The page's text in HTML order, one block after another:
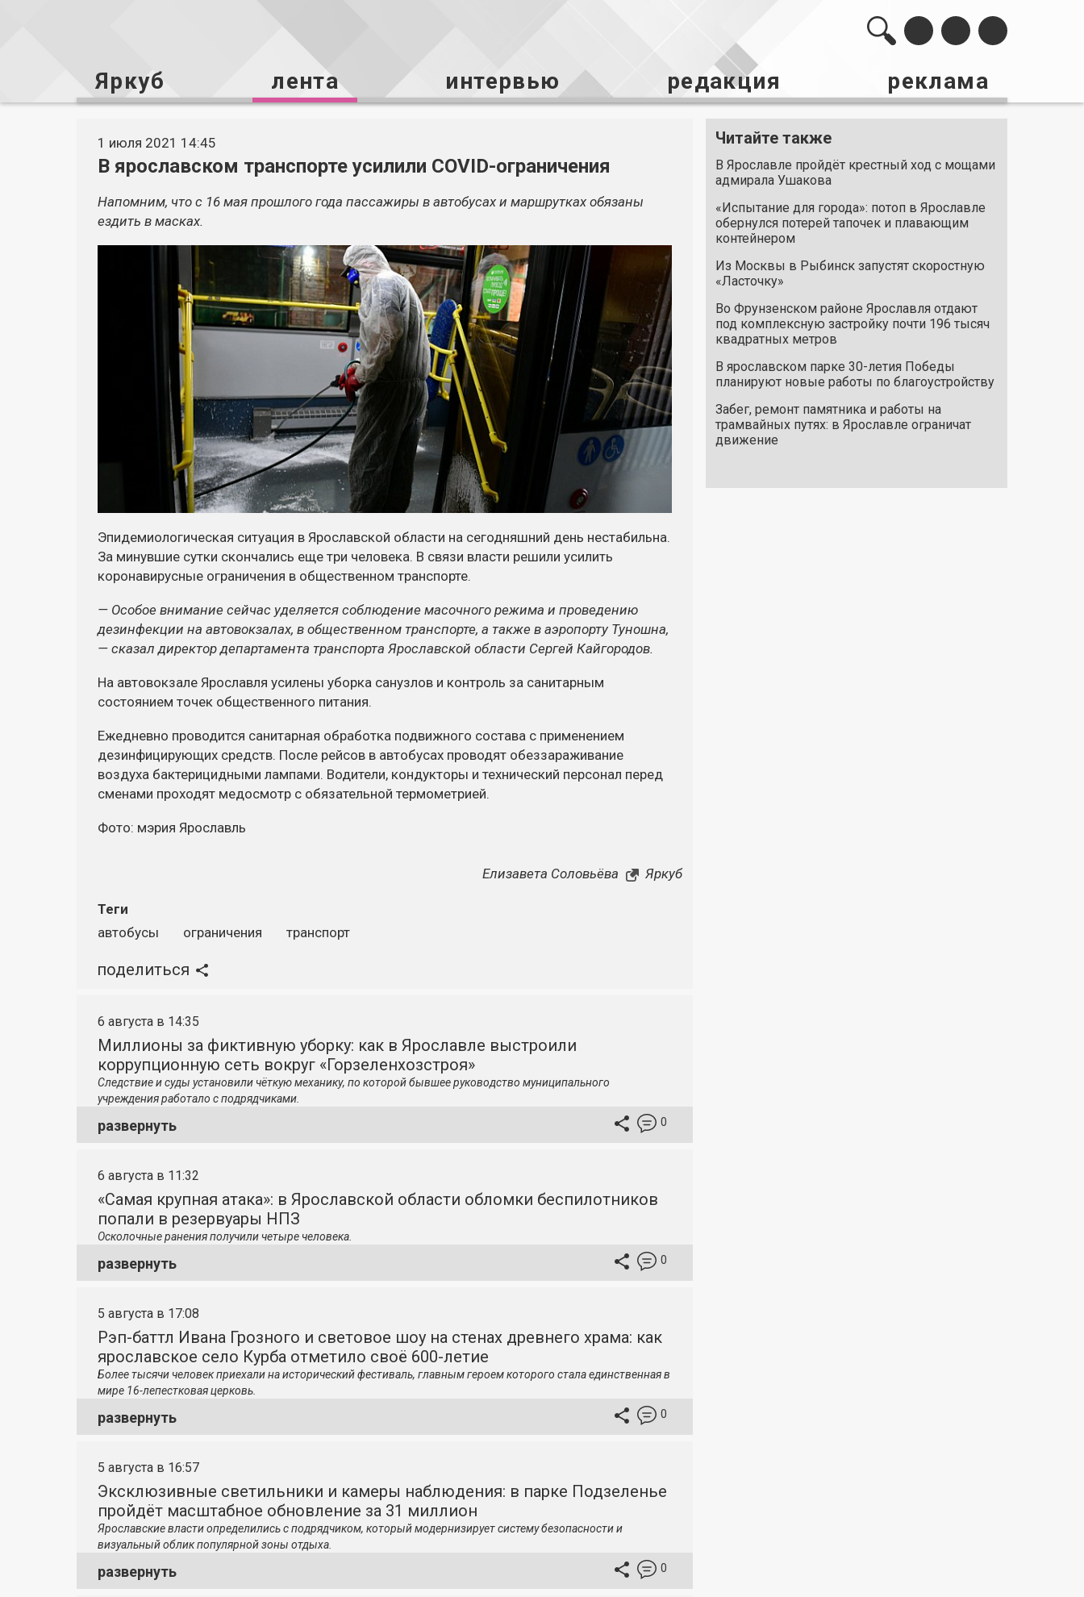
Яркуб лента интервью редакция реклама
1 июля 2021 14:45
В ярославском транспорте усилили COVID-ограничения
Напомним, что с 16 мая прошлого года пассажиры в автобусах и маршрутках обязаны
ездить в масках.
Эпидемиологическая ситуация в Ярославской области на сегодняшний день нестабильна.
За минувшие сутки скончались еще три человека. В связи власти решили усилить
коронавирусные ограничения в общественном транспорте.
— Особое внимание сейчас уделяется соблюдение масочного режима и проведению
дезинфекции на автовокзалах, в общественном транспорте, а также в аэропорту Туношна,
— сказал директор департамента транспорта Ярославской области Сергей Кайгородов.
На автовокзале Ярославля усилены уборка санузлов и контроль за санитарным
состоянием точек общественного питания.
Ежедневно проводится санитарная обработка подвижного состава с применением
дезинфицирующих средств. После рейсов в автобусах проводят обеззараживание
воздуха бактерицидными лампами. Водители, кондукторы и технический персонал перед
сменами проходят медосмотр с обязательной термометрией.
Фото: мэрия Ярославль
Елизавета Соловьёва Яркуб
Теги
автобусы
ограничения транспорт
поделиться
Читайте также
В Ярославле пройдёт крестный ход с мощами
адмирала Ушакова
«Испытание для города»: потоп в Ярославле
обернулся потерей тапочек и плавающим
контейнером
Из Москвы в Рыбинск запустят скоростную
«Ласточку»
Во Фрунзенском районе Ярославля отдают
под комплексную застройку почти 196 тысяч
квадратных метров
В ярославском парке 30-летия Победы
планируют новые работы по благоустройству
Забег, ремонт памятника и работы на
трамвайных путях: в Ярославле ограничат
движение
6 августа в 14:35
Миллионы за фиктивную уборку: как в Ярославле выстроили
коррупционную сеть вокруг «Горзеленхозстроя»
Следствие и суды установили чёткую механику, по которой бывшее руководство муниципального
учреждения работало с подрядчиками.
развернуть 0
6 августа в 11:32
«Самая крупная атака»: в Ярославской области обломки беспилотников
попали в резервуары НПЗ
Осколочные ранения получили четыре человека.
развернуть 0
5 августа в 17:08
Рэп-баттл Ивана Грозного и световое шоу на стенах древнего храма: как
ярославское село Курба отметило своё 600-летие
Более тысячи человек приехали на исторический фестиваль, главным героем которого стала единственная в
мире 16-лепестковая церковь.
развернуть 0
5 августа в 16:57
Эксклюзивные светильники и камеры наблюдения: в парке Подзеленье
пройдёт масштабное обновление за 31 миллион
Ярославские власти определились с подрядчиком, который модернизирует систему безопасности и
визуальный облик популярной зоны отдыха.
развернуть 0